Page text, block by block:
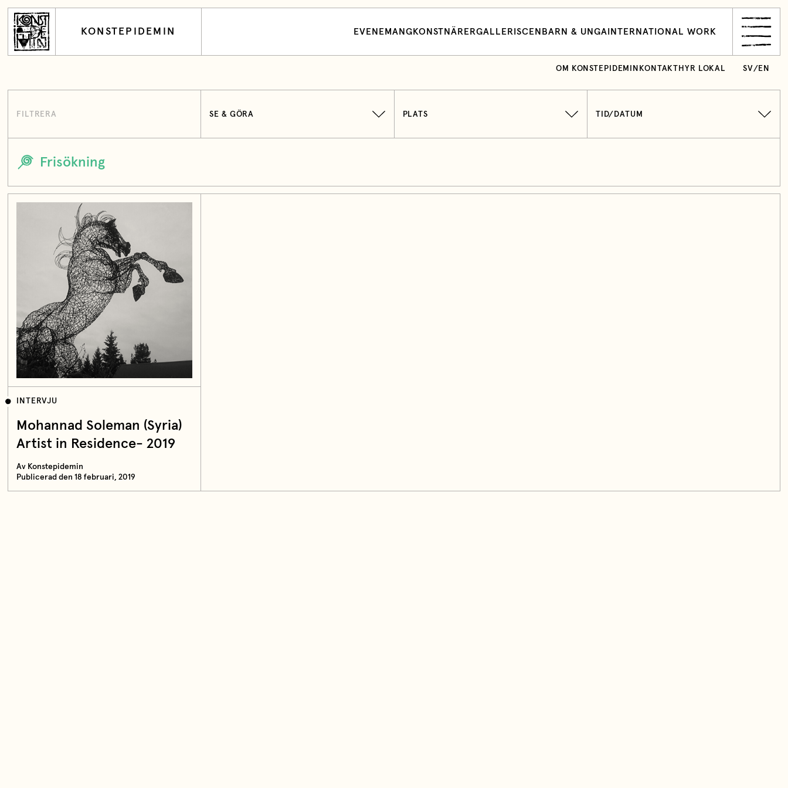
KONSTEPIDEMIN EVENEMANG KONSTNÄRERGALLERI SCEN BARN & UNGA INTERNATIONAL WORK
OM KONSTEPIDEMIN KONTAKT HYR LOKAL SV/ EN
FILTRERA SE & GÖRA PLATS TID/DATUM
INTERVJU
Mohannad Soleman (Syria)
Artist in Residence- 2019
Av Konstepidemin
Publicerad den 18 februari, 2019